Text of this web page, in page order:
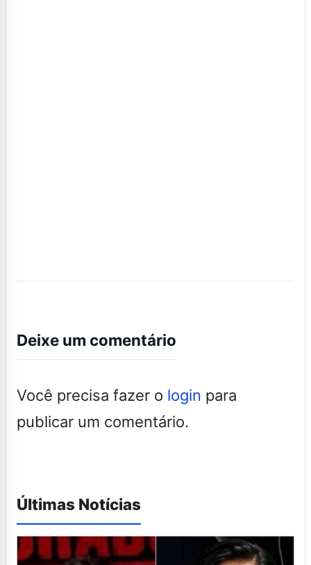
Deixe um comentário
Você precisa fazer o login para
publicar um comentário.
Últimas Notícias